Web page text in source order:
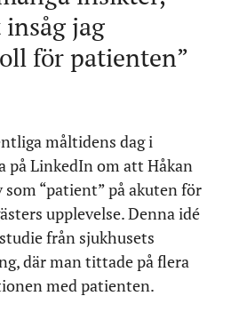
jag
för patienten
måltidens dag i
på LinkedIn om att Håkan
som “patient” på akuten för
upplevelse. Denna idé
från sjukhusets
där man tittade på flera
med patienten.